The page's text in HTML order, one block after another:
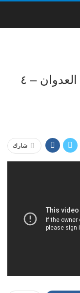
اليوم الدولي للأطفال ضحايا العدوان – ٤
شارك